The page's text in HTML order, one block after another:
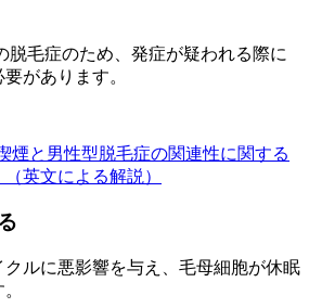
脱毛症のため、発症が疑われる際に
があります。
煙と男性型脱毛症の関連性に関する
英文による解説）
ルに悪影響を与え、毛母細胞が休眠